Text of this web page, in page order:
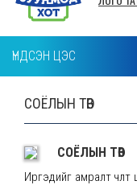
ҮНДСЭН ЦЭС
СОЁЛЫН ТӨВ
СОЁЛЫН ТӨВ
Иргэдийг амралт